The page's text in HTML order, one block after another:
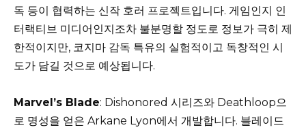
독 등이 협력하는 신작 호러 프로젝트입니다. 게임인지 인
터랙티브 미디어인지조차 불분명할 정도로 정보가 극히 제
한적이지만, 코지마 감독 특유의 실험적이고 독창적인 시
도가 담길 것으로 예상됩니다.
Marvel’s Blade: Dishonored 시리즈와 Deathloop으
로 명성을 얻은 Arkane Lyon에서 개발합니다. 블레이드